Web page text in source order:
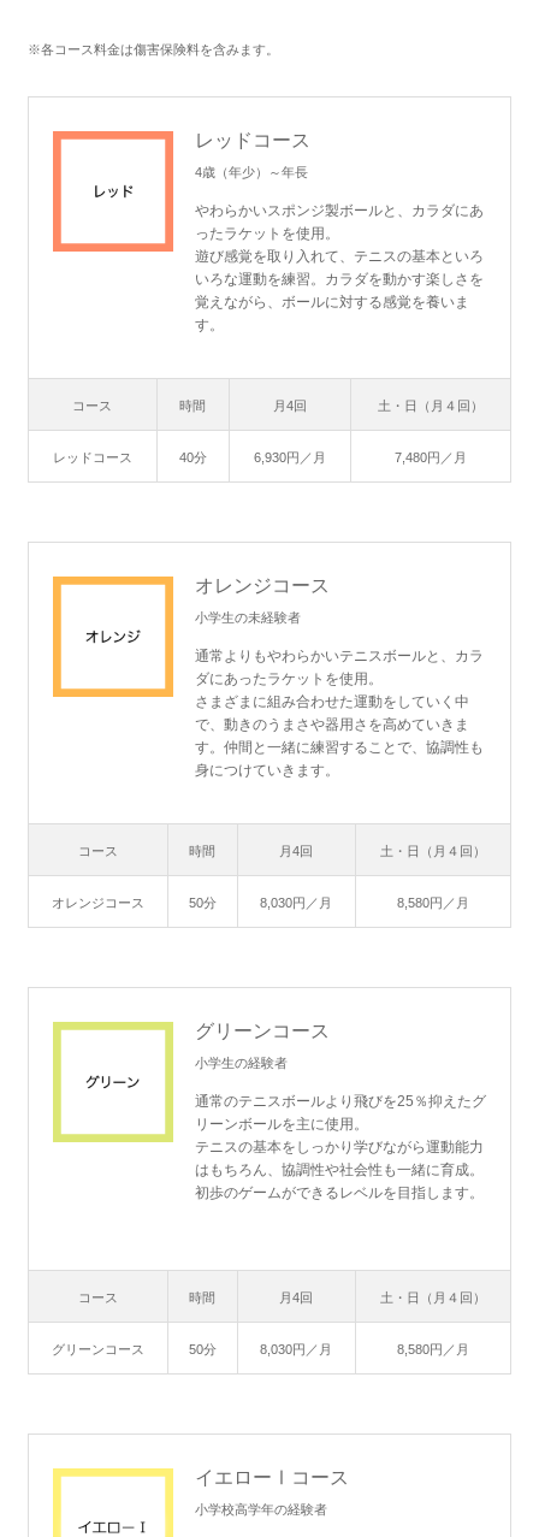
※各コース料金は傷害保険料を含みます。
レッドコース
4歳（年少）～年長
やわらかいスポンジ製ボールと、カラダにあ
ったラケットを使用。
遊び感覚を取り入れて、テニスの基本といろ
いろな運動を練習。カラダを動かす楽しさを
覚えながら、ボールに対する感覚を養いま
す。
コース 時間 月4回 土・日（月４回）
レッドコース 40分 6,930円／月 7,480円／月
オレンジコース
小学生の未経験者
通常よりもやわらかいテニスボールと、カラ
ダにあったラケットを使用。
さまざまに組み合わせた運動をしていく中
で、動きのうまさや器用さを高めていきま
す。仲間と一緒に練習することで、協調性も
身につけていきます。
コース 時間 月4回 土・日（月４回）
オレンジコース 50分 8,030円／月 8,580円／月
グリーンコース
小学生の経験者
通常のテニスボールより飛びを25％抑えたグ
リーンボールを主に使用。
テニスの基本をしっかり学びながら運動能力
はもちろん、協調性や社会性も一緒に育成。
初歩のゲームができるレベルを目指します。
コース 時間 月4回 土・日（月４回）
グリーンコース 50分 8,030円／月 8,580円／月
イエローⅠコース
小学校高学年の経験者